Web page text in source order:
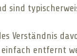
sind
Verständnis
entfernt